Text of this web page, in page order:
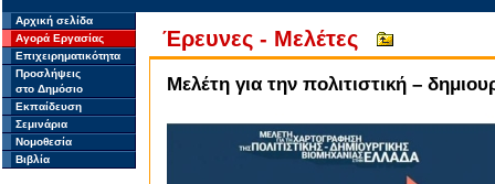
Αρχική σελίδα
Αγορά Εργασίας
Επιχειρηματικότητα
Προσλήψεις
στο Δημόσιο
Εκπαίδευση
Σεμινάρια
Νομοθεσία
Βιβλία
Έρευνες - Μελέτες
Mελέτη για την πολιτιστική –